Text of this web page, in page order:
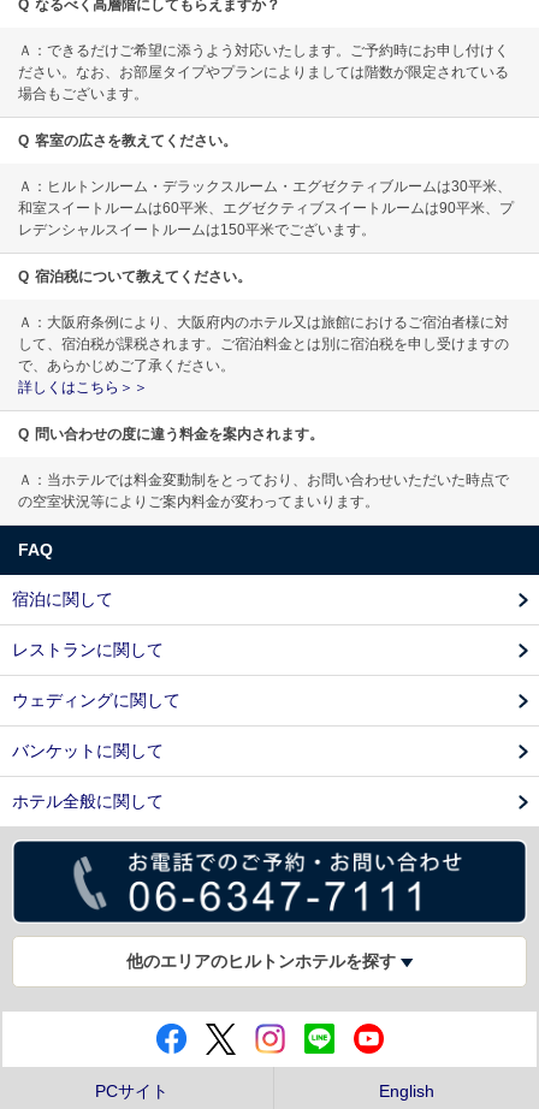
Q なるべく高層階にしてもらえますか？
Ａ：できるだけご希望に添うよう対応いたします。ご予約時にお申し付けく
ださい。なお、お部屋タイプやプランによりましては階数が限定されている
場合もございます。
Q 客室の広さを教えてください。
Ａ：ヒルトンルーム・デラックスルーム・エグゼクティブルームは30平米、
和室スイートルームは60平米、エグゼクティブスイートルームは90平米、プ
レデンシャルスイートルームは150平米でございます。
Q 宿泊税について教えてください。
Ａ：大阪府条例により、大阪府内のホテル又は旅館におけるご宿泊者様に対
して、宿泊税が課税されます。ご宿泊料金とは別に宿泊税を申し受けますの
で、あらかじめご了承ください。
詳しくはこちら＞＞
Q 問い合わせの度に違う料金を案内されます。
Ａ：当ホテルでは料金変動制をとっており、お問い合わせいただいた時点で
の空室状況等によりご案内料金が変わってまいります。
FAQ
宿泊に関して
レストランに関して
ウェディングに関して
バンケットに関して
ホテル全般に関して
他のエリアのヒルトンホテルを探す
PCサイト English